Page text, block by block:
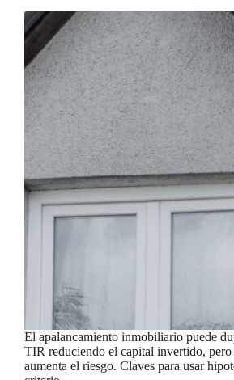
El apalancamiento inmobiliario puede
TIR reduciendo el capital invertido, pero
aumenta el riesgo. Claves para usar